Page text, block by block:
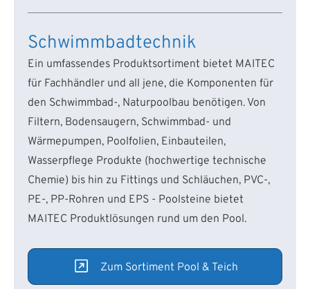
Schwimmbadtechnik
Ein umfassendes Produktsortiment bietet MAITEC
für Fachhändler und all jene, die Komponenten für
den Schwimmbad-, Naturpoolbau benötigen. Von
Filtern, Bodensaugern, Schwimmbad- und
Wärmepumpen, Poolfolien, Einbauteilen,
Wasserpflege Produkte (hochwertige technische
Chemie) bis hin zu Fittings und Schläuchen, PVC-,
PE-, PP-Rohren und EPS - Poolsteine bietet
MAITEC Produktlösungen rund um den Pool.
Zum Sortiment Pool & Teich